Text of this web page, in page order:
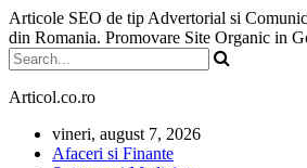
Articole SEO de tip Advertorial si
din Romania. Promovare Site Organic in
Articol.co.ro
vineri, august 7, 2026
Afaceri si Finante